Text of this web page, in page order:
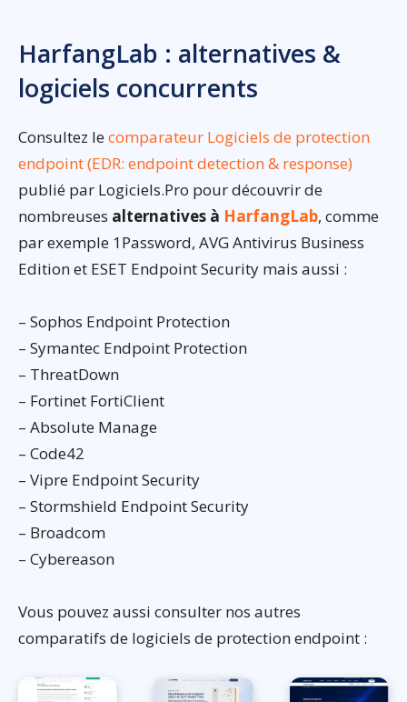
HarfangLab : alternatives &
logiciels concurrents
Consultez lecomparateur Logiciels de protection
endpoint (EDR: endpoint detection & response)
publié par Logiciels.Pro pour découvrir de
nombreuses alternatives à HarfangLab, comme
par exemple 1Password, AVG Antivirus Business
Edition et ESET Endpoint Security mais aussi :
– Sophos Endpoint Protection
– Symantec Endpoint Protection
– ThreatDown
– Fortinet FortiClient
– Absolute Manage
– Code42
– Vipre Endpoint Security
– Stormshield Endpoint Security
– Broadcom
– Cybereason
Vous pouvez aussi consulter nos autres
comparatifs de logiciels de protection endpoint :